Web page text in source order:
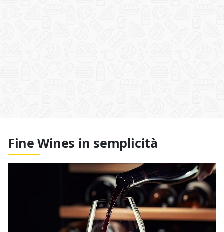
Fine Wines in semplicità